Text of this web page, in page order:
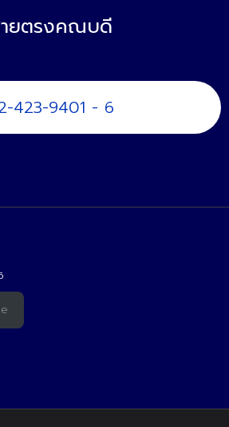
ยตรงคณบดี
423-9401 - 6